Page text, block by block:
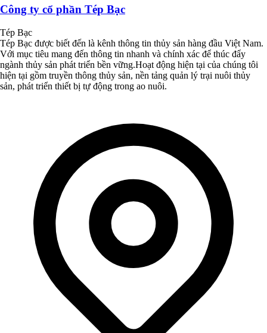
Công ty cổ phần Tép Bạc
Tép Bạc
Tép Bạc được biết đến là kênh thông tin thủy sản hàng đầu Việt Nam.
Với mục tiêu mang đến thông tin nhanh và chính xác để thúc đẩy
ngành thủy sản phát triển bền vững.Hoạt động hiện tại của chúng tôi
hiện tại gồm truyền thông thủy sản, nền tảng quản lý trại nuôi thủy
sản, phát triển thiết bị tự động trong ao nuôi.